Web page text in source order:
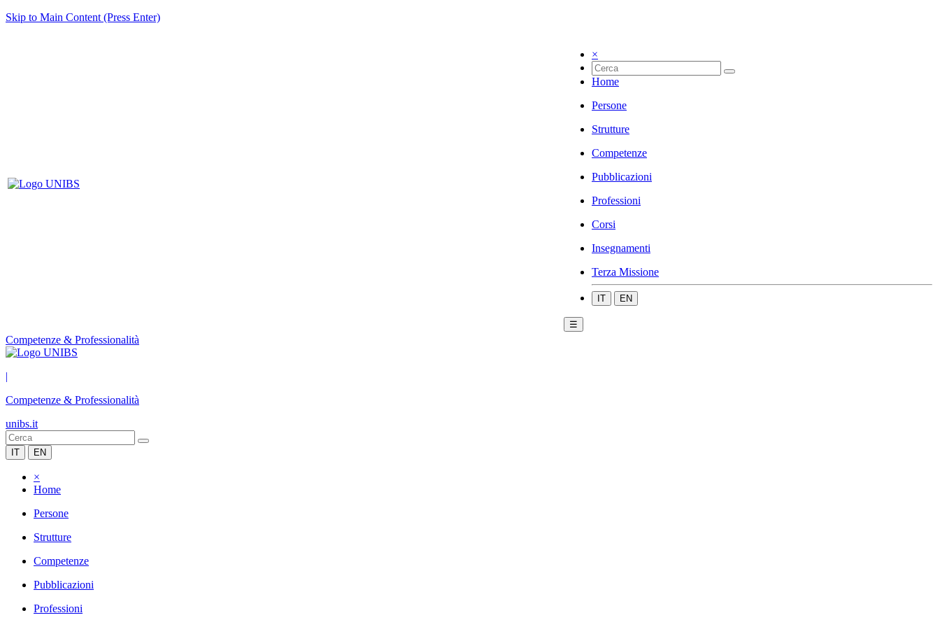
Skip to Main Content (Press Enter)
×
Home
Persone
Strutture
Competenze
Pubblicazioni
Professioni
Corsi
Insegnamenti
Terza Missione
IT EN
☰
Competenze & Professionalità
|
Competenze & Professionalità
unibs.it
IT EN
×
Home
Persone
Strutture
Competenze
Pubblicazioni
Professioni